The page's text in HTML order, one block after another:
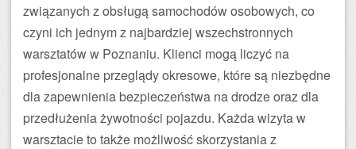
związanych z obsługą samochodów osobowych, co
czyni ich jednym z najbardziej wszechstronnych
warsztatów w Poznaniu. Klienci mogą liczyć na
profesjonalne przeglądy okresowe, które są niezbędne
dla zapewnienia bezpieczeństwa na drodze oraz dla
przedłużenia żywotności pojazdu. Każda wizyta w
warsztacie to także możliwość skorzystania z